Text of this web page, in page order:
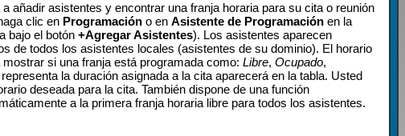
añadir asistentes y encontrar una franja horaria para su cita o reunión
clic en Programación o enAsistente de Programación en la
bajo el botón+Agregar Asistentes). Los asistentes aparecen
de todos los asistentes locales (asistentes de su dominio). El horario
si una franja está programada como:Libre,Ocupado,
la duración asignada a la cita aparecerá en la tabla. Usted
deseada para la cita. También dispone de una función
a la primera franja horaria libre para todos los asistentes.